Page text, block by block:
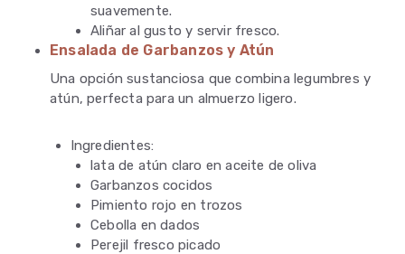
suavemente.
Aliñar al gusto y servir fresco.
Ensalada de Garbanzos y Atún
Una opción sustanciosa que combina legumbres y
atún, perfecta para un almuerzo ligero.
Ingredientes:
lata de atún claro en aceite de oliva
Garbanzos cocidos
Pimiento rojo en trozos
Cebolla en dados
Perejil fresco picado